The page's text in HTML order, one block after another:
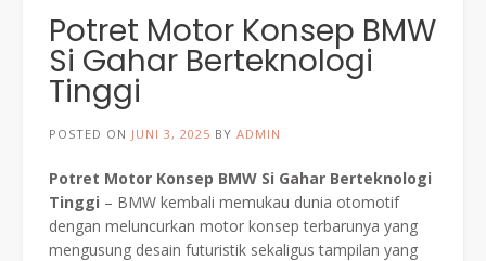
Potret Motor Konsep BMW
Si Gahar Berteknologi
Tinggi
POSTED ON JUNI 3, 2025 BY ADMIN
Potret Motor Konsep BMW Si Gahar Berteknologi
Tinggi – BMW kembali memukau dunia otomotif
dengan meluncurkan motor konsep terbarunya yang
mengusung desain futuristik sekaligus tampilan yang